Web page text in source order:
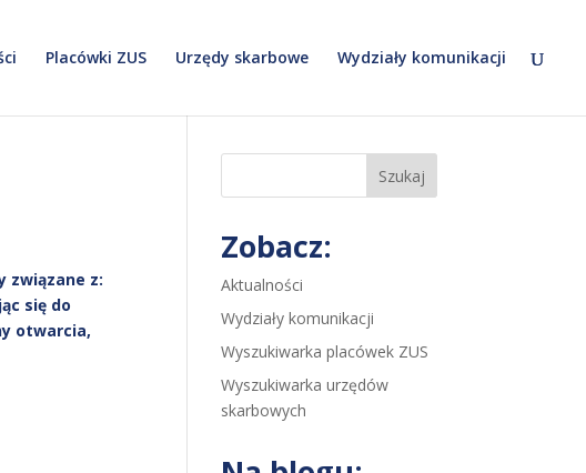
Placówki ZUS Urzędy skarbowe Wydziały komunikacji
związane z:
się do
otwarcia,
Szukaj
Zobacz:
Aktualności
Wydziały komunikacji
Wyszukiwarka placówek ZUS
Wyszukiwarka urzędów
skarbowych